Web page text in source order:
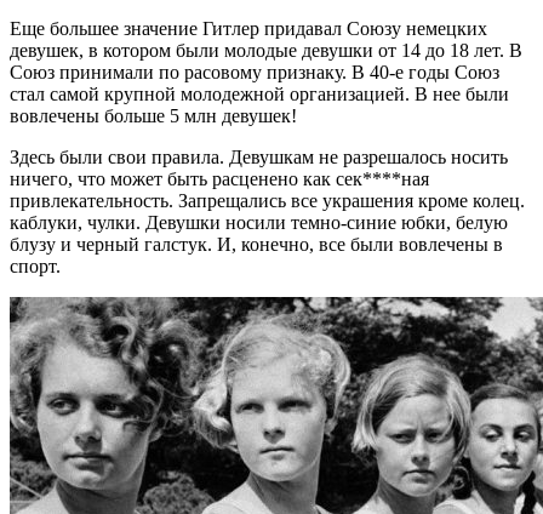
Еще большее значение Гитлер придавал Союзу немецких
девушек, в котором были молодые девушки от 14 до 18 лет. В
Союз принимали по расовому признаку. В 40-е годы Союз
стал самой крупной молодежной организацией. В нее были
вовлечены больше 5 млн девушек!
Здесь были свои правила. Девушкам не разрешалось носить
ничего, что может быть расценено как сек****ная
привлекательность. Запрещались все украшения кроме колец.
каблуки, чулки. Девушки носили темно-синие юбки, белую
блузу и черный галстук. И, конечно, все были вовлечены в
спорт.